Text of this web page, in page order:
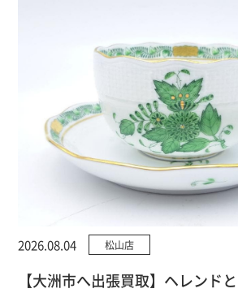
2026.08.04 松山店
【大洲市へ出張買取】ヘレンド